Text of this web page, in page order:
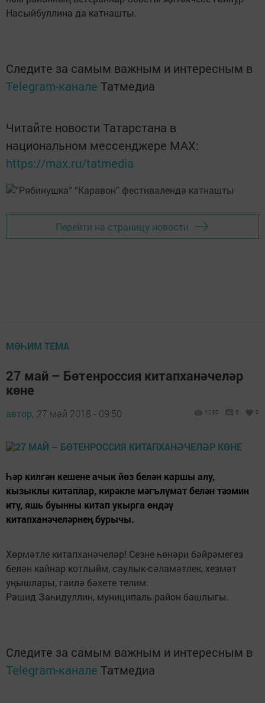
Насыйбуллина да катнашты.
Следите за самым важным и интересным в
Telegram-канале Татмедиа
Читайте новости Татарстана в
национальном мессенджере MАХ:
https://max.ru/tatmedia
Перейти на страницу новости
МӨҺИМ ТЕМА
27 май – Бөтенроссия китапханәчеләр
көне
автор, 27 май 2018 - 09:50 1230 0 0
Һәр килгән кешене ачык йөз белән каршы алу,
кызыклы китаплар, кирәкле мәгълүмат белән тәэмин
итү, яшь буынны китап укырга өндәү
китапханәчеләрнең бурычы.
Хөрмәтле китапханәчеләр! Сезне һөнәри бәйрәмегез
белән кайнар котлыйм, саулык-сәламәтлек, хезмәт
уңышлары, гаилә бәхете телим.
Рәшид Заһидуллин, муниципаль район башлыгы.
Следите за самым важным и интересным в
Telegram-канале Татмедиа